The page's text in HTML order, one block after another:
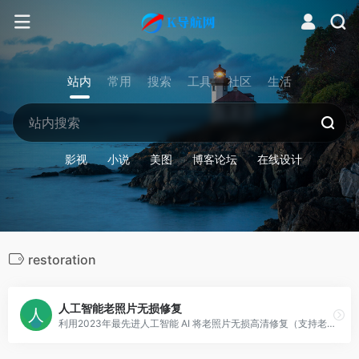
站内 常用 搜索 工具 社区 生活
影视 小说 美图 博客论坛 在线设计
restoration
人工智能老照片无损修复
利用2023年最先进人工智能 AI 将老照片无损高清修复（支持老照片修复、老照片上色和魔法动态照片